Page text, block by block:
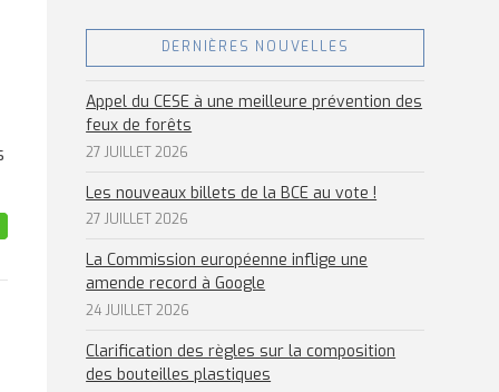
DERNIÈRES NOUVELLES
Appel du CESE à une meilleure prévention des
feux de forêts
27 JUILLET 2026
Les nouveaux billets de la BCE au vote !
27 JUILLET 2026
La Commission européenne inflige une
amende record à Google
24 JUILLET 2026
Clarification des règles sur la composition
des bouteilles plastiques